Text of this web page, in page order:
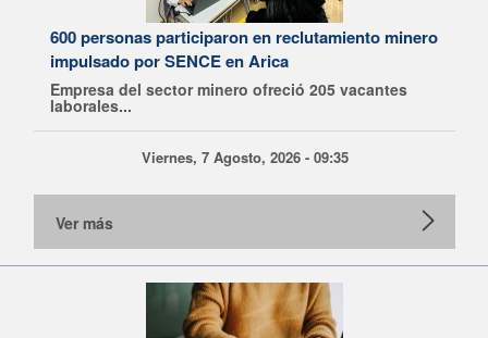
600 personas participaron en reclutamiento minero
impulsado por SENCE en Arica
Empresa del sector minero ofreció 205 vacantes
laborales...
Viernes, 7 Agosto, 2026 - 09:35
Ver más